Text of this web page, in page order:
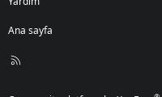
Ana sayfa
R